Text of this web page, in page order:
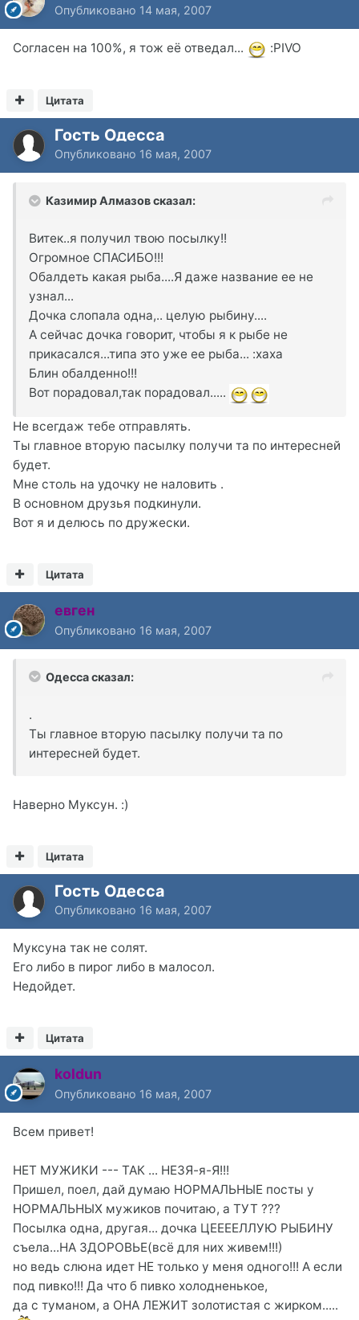
Опубликовано 14 мая, 2007
Согласен на 100%, я тож её отведал... :PIVO
Цитата
Гость Одесса
Опубликовано 16 мая, 2007
Казимир Алмазов сказал:
Витек..я получил твою посылку!!
Огромное СПАСИБО!!!
Обалдеть какая рыба....Я даже название ее не
узнал...
Дочка слопала одна,.. целую рыбину....
А сейчас дочка говорит, чтобы я к рыбе не
прикасался...типа это уже ее рыба... :xaxa
Блин обалденно!!!
Вот порадовал,так порадовал.....
Не всегдаж тебе отправлять.
Ты главное вторую пасылку получи та по интересней
будет.
Мне столь на удочку не наловить .
В основном друзья подкинули.
Вот я и делюсь по дружески.
Цитата
евген
Опубликовано 16 мая, 2007
Одесса сказал:
.
Ты главное вторую пасылку получи та по
интересней будет.
Наверно Муксун. :)
Цитата
Гость Одесса
Опубликовано 16 мая, 2007
Муксуна так не солят.
Его либо в пирог либо в малосол.
Недойдет.
Цитата
koldun
Опубликовано 16 мая, 2007
Всем привет!
НЕТ МУЖИКИ --- ТАК ... НЕЗЯ-я-Я!!!
Пришел, поел, дай думаю НОРМАЛЬНЫЕ посты у
НОРМАЛЬНЫХ мужиков почитаю, а ТУТ ???
Посылка одна, другая... дочка ЦЕЕЕЕЛЛУЮ РЫБИНУ
съела...НА ЗДОРОВЬЕ(всё для них живем!!!)
но ведь слюна идет НЕ только у меня одного!!! А если
под пивко!!! Да что б пивко холодненькое,
да с туманом, а ОНА ЛЕЖИТ золотистая с жирком.....